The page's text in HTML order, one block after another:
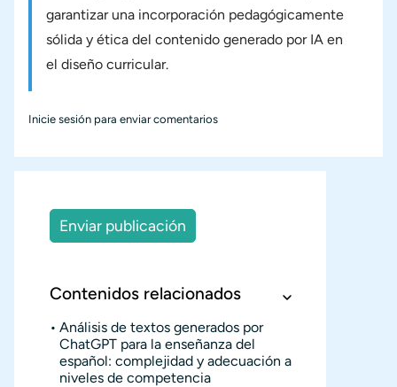
garantizar una incorporación pedagógicamente
sólida y ética del contenido generado por IA en
el diseño curricular.
Inicie sesión para enviar comentarios
Enviar publicación
Contenidos relacionados
Análisis de textos generados por
ChatGPT para la enseñanza del
español: complejidad y adecuación a
niveles de competencia